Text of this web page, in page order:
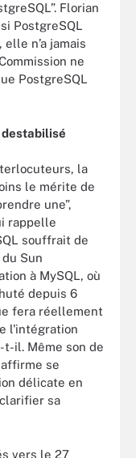
Florian
PostgreSQL
n’a jamais
ne
PostgreSQL
destabilisé
la
le mérite de
une”,
rappelle
souffrait de
Sun
à MySQL, où
depuis 6
fera réellement
l'intégration
t-il. Même son de
se
délicate en
sa
vers le 27